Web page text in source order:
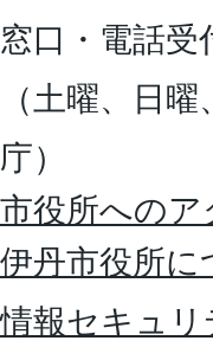
窓口・電話
（土曜、日
庁）
市役所へのア
伊丹市役所に
情報セキュ